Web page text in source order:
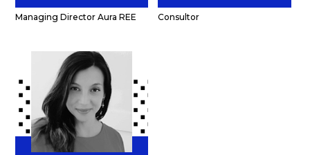
Managing Director Aura REE Consultor